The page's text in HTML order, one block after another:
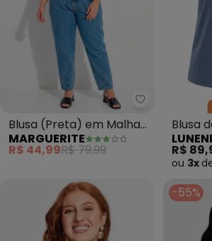
Marguerite -
Blusa (Preta) em Malha
de Algodão
MARGUERITE
R$ 44,99R$ 79,99
Blusa
Plus
R$
ou 3x
-55%